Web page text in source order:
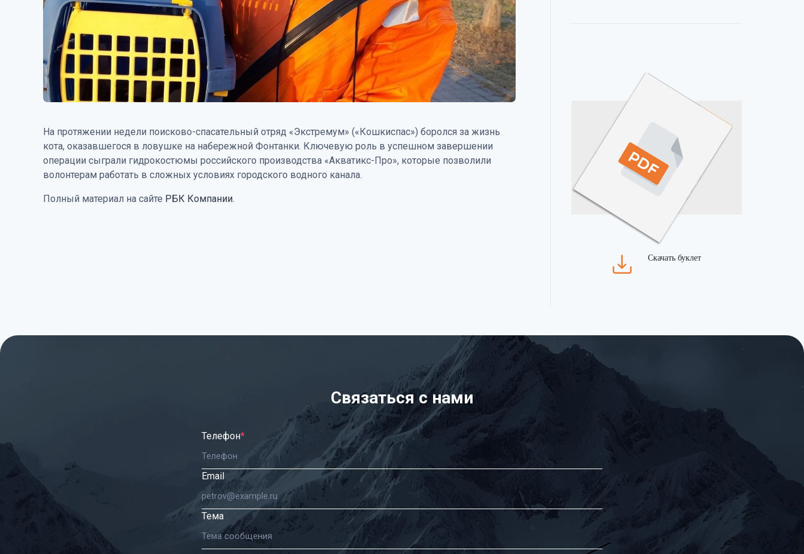
На протяжении недели поисково-спасательный отряд «Экстремум» («Кошкиспас») боролся за жизнь
кота, оказавшегося в ловушке на набережной Фонтанки. Ключевую роль в успешном завершении
операции сыграли гидрокостюмы российского производства «Акватикс-Про», которые позволили
волонтерам работать в сложных условиях городского водного канала.
Полный материал на сайте РБК Компании.
Связаться с нами
Телефон*
Email
Тема